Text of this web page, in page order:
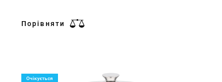
Порівняти
Очікується